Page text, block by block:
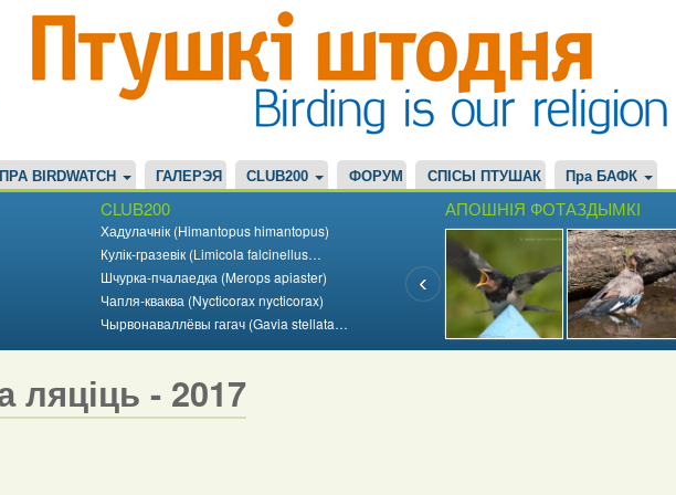
ПРА BIRDWATCH ГАЛЕРЭЯ CLUB200 ФОРУМ СПІСЫ ПТУШАК Пра БАФК
CLUB200
Хадулачнік (Himantopus himantopus)
Кулік-гразевік (Limicola falcinellus…
Шчурка-пчалаедка (Merops apiaster)
Чапля-кваква (Nycticorax nycticorax)
Чырвонаваллёвы гагач (Gavia stellata…
АПОШНІЯ ФОТАЗДЫМКІ
ляціць - 2017